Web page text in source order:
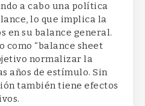
a cabo una política
lo que implica la
en su balance general.
como “balance sheet
normalizar la
años de estímulo. Sin
también tiene efectos